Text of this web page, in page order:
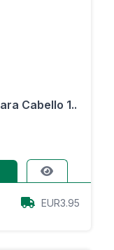
Cabello 1..
EUR3.95